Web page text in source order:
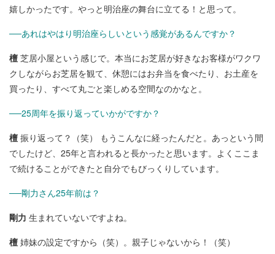
嬉しかったです。やっと明治座の舞台に立てる！と思って。
──あれはやはり明治座らしいという感覚があるんですか？
檀 芝居小屋という感じで。本当にお芝居が好きなお客様がワクワ
クしながらお芝居を観て、休憩にはお弁当を食べたり、お土産を
買ったり、すべて丸ごと楽しめる空間なのかなと。
──25周年を振り返っていかがですか？
檀 振り返って？（笑） もうこんなに経ったんだと。あっという間
でしたけど、25年と言われると長かったと思います。よくここま
で続けることができたと自分でもびっくりしています。
──剛力さん25年前は？
剛力 生まれていないですよね。
檀 姉妹の設定ですから（笑）。親子じゃないから！（笑）